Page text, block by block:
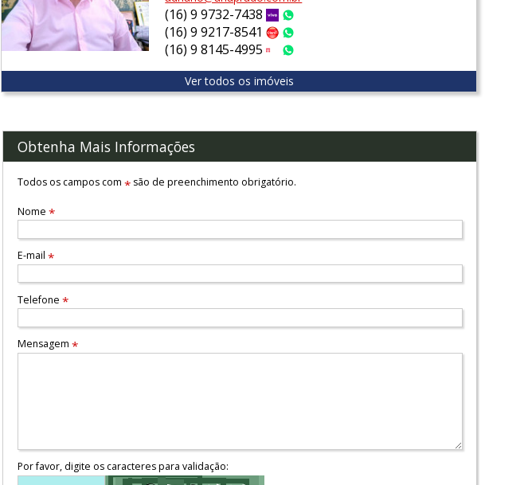
(16) 9 9732-7438 Vivo
(16) 9 9217-8541 Claro
(16) 9 8145-4995 Tim
Ver todos os imóveis
Obtenha Mais Informações
Todos os campos com *são de preenchimento obrigatório.
Nome *
E-mail *
Telefone *
Mensagem *
Por favor, digite os caracteres para validação: